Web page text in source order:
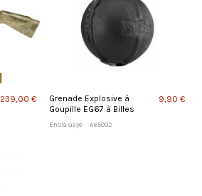
239,00 €
Grenade Explosive à
Goupille EG67 à Billes
Enola Gaye A65002
9,90 €